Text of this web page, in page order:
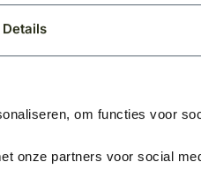
Details
om functies voor
onze partners voor social
groene zeep
Zie afbeelding
voor